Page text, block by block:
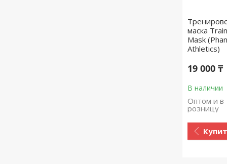
маска
Mask
Athletics)
19 000 ₸
В наличии
Оптом и в
розницу